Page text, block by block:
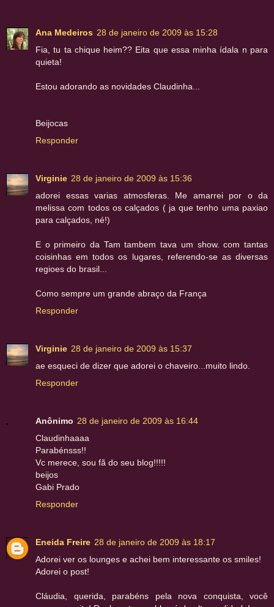
Ana Medeiros 28 de janeiro de 2009 às 15:28
Fia, tu ta chique heim?? Eita que essa minha ídala n para
quieta!
Estou adorando as novidades Claudinha...
Beijocas
Responder
Virginie 28 de janeiro de 2009 às 15:36
adorei essas varias atmosferas. Me amarrei por o da
melissa com todos os calçados ( ja que tenho uma paxiao
para calçados, né!)
E o primeiro da Tam tambem tava um show. com tantas
coisinhas em todos os lugares, referendo-se as diversas
regioes do brasil...
Como sempre um grande abraço da França
Responder
Virginie 28 de janeiro de 2009 às 15:37
ae esqueci de dizer que adorei o chaveiro...muito lindo.
Responder
Anônimo 28 de janeiro de 2009 às 16:44
Claudinhaaaa
Parabénsss!!
Vc merece, sou fã do seu blog!!!!!
beijos
Gabi Prado
Responder
Eneida Freire 28 de janeiro de 2009 às 18:17
Adorei ver os lounges e achei bem interessante os smiles!
Adorei o post!
Cláudia, querida, parabéns pela nova conquista, você